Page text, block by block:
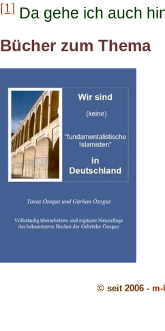
[1] Da gehe ich auch
Bücher zum Thema
© seit 2006 - m-